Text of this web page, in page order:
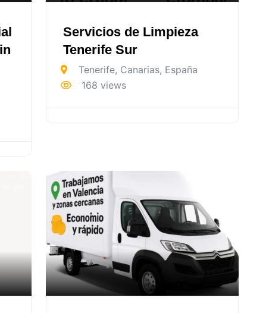
Servicios de Limpieza
Tenerife Sur
Tenerife, Canarias, España
168 views